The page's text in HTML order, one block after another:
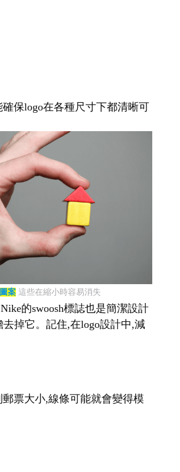
保logo在各種尺寸下都清晰可
案這些在縮小時容易消失
的swoosh標誌也是簡潔設計
掉它。記住,在logo設計中,減
票大小,線條可能就會變得模